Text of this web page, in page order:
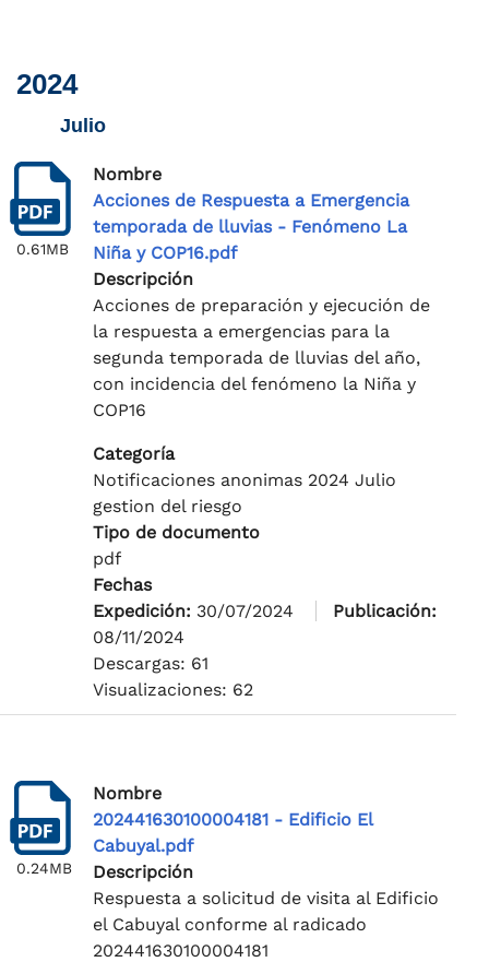
2024
Julio
0.61MB
Nombre
Acciones de Respuesta a Emergencia
temporada de lluvias - Fenómeno La
Niña y COP16.pdf
Descripción
Acciones de preparación y ejecución de
la respuesta a emergencias para la
segunda temporada de lluvias del año,
con incidencia del fenómeno la Niña y
COP16
Categoría
Notificaciones anonimas 2024 Julio
gestion del riesgo
Tipo de documento
pdf
Fechas
Expedición: 30/07/2024
Publicación:
08/11/2024
Descargas: 61
Visualizaciones: 62
0.24MB
Nombre
202441630100004181 - Edificio El
Cabuyal.pdf
Descripción
Respuesta a solicitud de visita al Edificio
el Cabuyal conforme al radicado
202441630100004181